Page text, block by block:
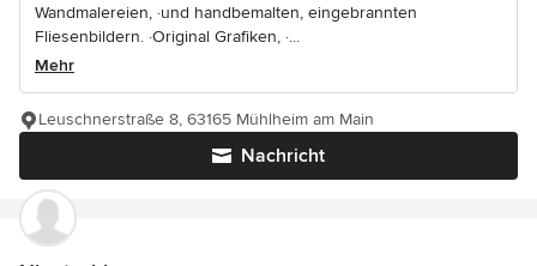
Wandmalereien, ·und handbemalten, eingebrannten
Fliesenbildern. ·Original Grafiken, ·...
Mehr
Nachricht
Leuschnerstraße 8, 63165 Mühlheim am Main